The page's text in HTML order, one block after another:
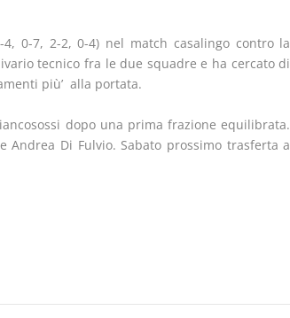
0-7, 2-2, 0-4) nel match casalingo contro la
tecnico fra le due squadre e ha cercato di
più’ alla portata.
dopo una prima frazione equilibrata.
Andrea Di Fulvio. Sabato prossimo trasferta a